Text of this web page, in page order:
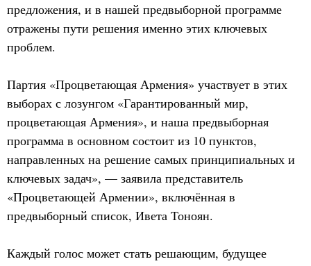
предложения, и в нашей предвыборной программе
отражены пути решения именно этих ключевых
проблем.
Партия «Процветающая Армения» участвует в этих
выборах с лозунгом «Гарантированный мир,
процветающая Армения», и наша предвыборная
программа в основном состоит из 10 пунктов,
направленных на решение самых принципиальных и
ключевых задач», — заявила представитель
«Процветающей Армении», включённая в
предвыборный список, Ивета Тоноян.
Каждый голос может стать решающим, будущее